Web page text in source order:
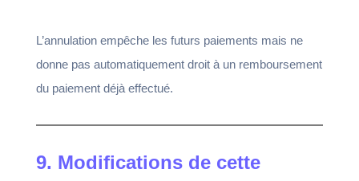
L’annulation empêche les futurs paiements mais ne
donne pas automatiquement droit à un remboursement
du paiement déjà effectué.
9. Modifications de cette